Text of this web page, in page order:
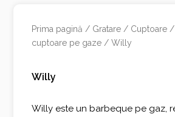
Prima pagină / Gratare / Cuptoare /
cuptoare pe gaze / Willy
Willy
Willy este un barbeque pe gaz,